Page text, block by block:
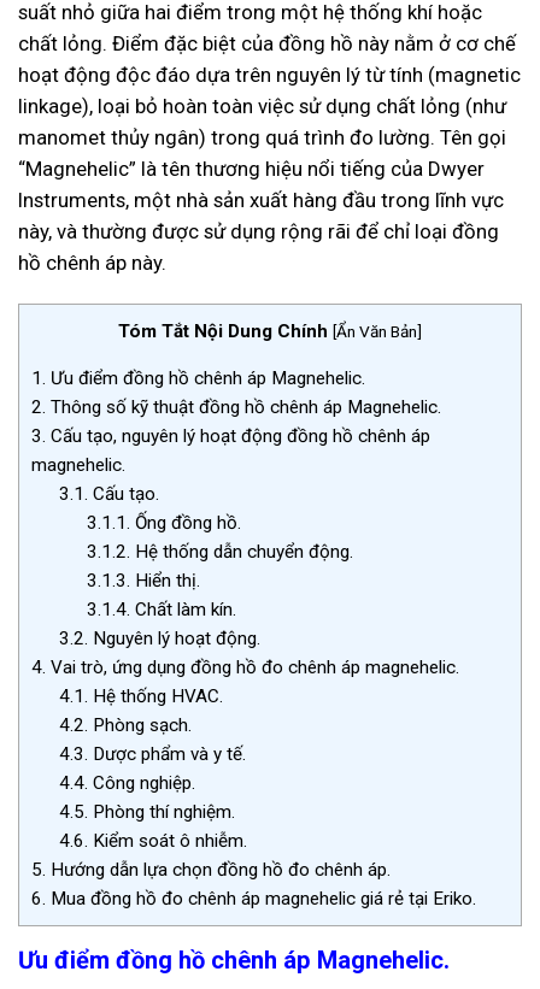
suất nhỏ giữa hai điểm trong một hệ thống khí hoặc
chất lỏng. Điểm đặc biệt của đồng hồ này nằm ở cơ chế
hoạt động độc đáo dựa trên nguyên lý từ tính (magnetic
linkage), loại bỏ hoàn toàn việc sử dụng chất lỏng (như
manomet thủy ngân) trong quá trình đo lường. Tên gọi
“Magnehelic” là tên thương hiệu nổi tiếng của Dwyer
Instruments, một nhà sản xuất hàng đầu trong lĩnh vực
này, và thường được sử dụng rộng rãi để chỉ loại đồng
hồ chênh áp này.
Tóm Tắt Nội Dung Chính [Ẩn Văn Bản]
1. Ưu điểm đồng hồ chênh áp Magnehelic.
2. Thông số kỹ thuật đồng hồ chênh áp Magnehelic.
3. Cấu tạo, nguyên lý hoạt động đồng hồ chênh áp
magnehelic.
3.1. Cấu tạo.
3.1.1. Ống đồng hồ.
3.1.2. Hệ thống dẫn chuyển động.
3.1.3. Hiển thị.
3.1.4. Chất làm kín.
3.2. Nguyên lý hoạt động.
4. Vai trò, ứng dụng đồng hồ đo chênh áp magnehelic.
4.1. Hệ thống HVAC.
4.2. Phòng sạch.
4.3. Dược phẩm và y tế.
4.4. Công nghiệp.
4.5. Phòng thí nghiệm.
4.6. Kiểm soát ô nhiễm.
5. Hướng dẫn lựa chọn đồng hồ đo chênh áp.
6. Mua đồng hồ đo chênh áp magnehelic giá rẻ tại Eriko.
Ưu điểm đồng hồ chênh áp Magnehelic.